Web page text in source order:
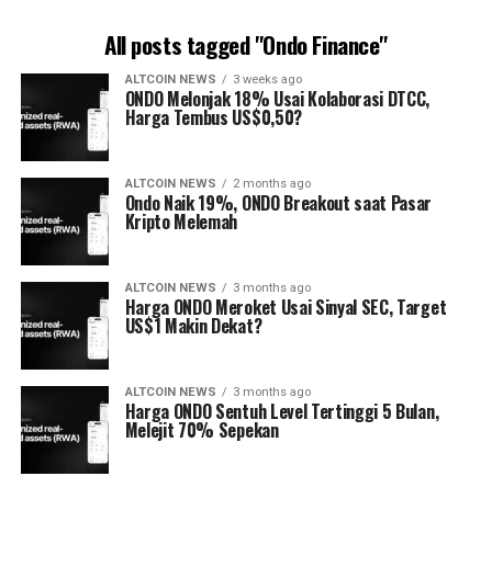
All posts tagged "Ondo Finance"
ALTCOIN NEWS 3 weeks ago
ONDO Melonjak 18% Usai Kolaborasi DTCC,
Harga Tembus US$0,50?
ALTCOIN NEWS 2 months ago
Ondo Naik 19%, ONDO Breakout saat Pasar
Kripto Melemah
ALTCOIN NEWS 3 months ago
Harga ONDO Meroket Usai Sinyal SEC, Target
US$1 Makin Dekat?
ALTCOIN NEWS 3 months ago
Harga ONDO Sentuh Level Tertinggi 5 Bulan,
Melejit 70% Sepekan